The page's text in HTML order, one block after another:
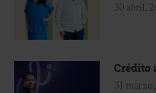
30 abril,
Crédito
31